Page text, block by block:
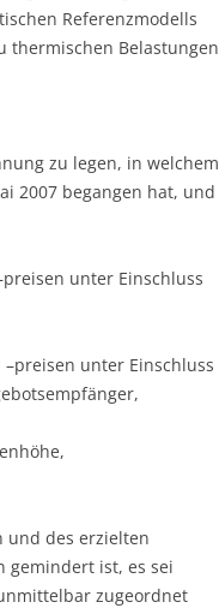
Referenzmodells
thermischen Belastungen
zu legen, in welchem
2007 begangen hat, und
unter Einschluss
unter Einschluss
und des erzielten
gemindert ist, es sei
zugeordnet